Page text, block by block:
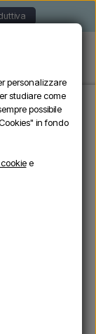
SOLE XXL GRIGIA -
personalizzare
studiare come
possibile
in fondo
e